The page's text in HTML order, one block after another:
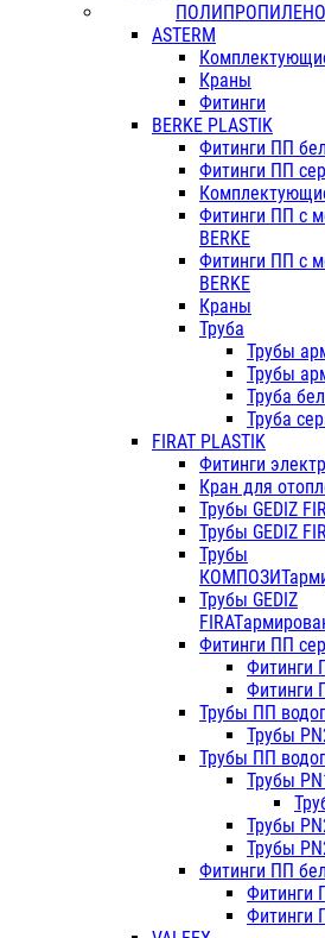
ASTERM
Краны
Фитинги
BERKE PLASTIK
Фитинги ПП
Фитинги ПП
Фитинги ПП с
BERKE
Фитинги ПП с
BERKE
Краны
Труба
Трубы
Трубы
Труба
Труба
FIRAT PLASTIK
Фитинги
Кран для
Трубы GEDIZ
Трубы GEDIZ
Трубы
Трубы GEDIZ
Фитинги ПП
Фитинги
Фитинги
Трубы ПП
Трубы
Трубы ПП
Трубы
Трубы
Трубы
Фитинги ПП
Фитинги
Фитинги